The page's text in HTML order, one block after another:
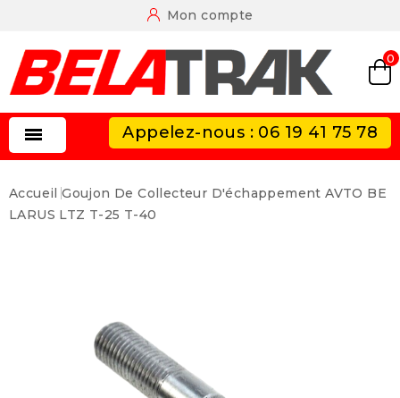
Mon compte
0
 Appelez-nous : 06 19 41 75 78
Accueil Goujon De Collecteur D'échappement AVTO BE
LARUS LTZ T-25 T-40